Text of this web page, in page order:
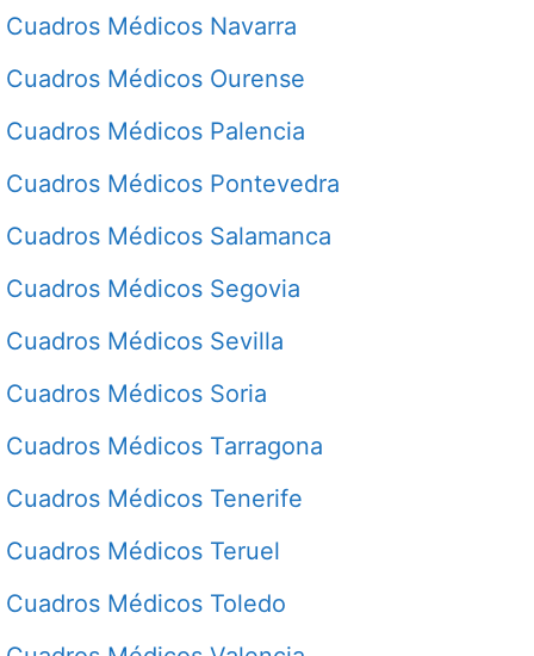
Cuadros Médicos Navarra
Cuadros Médicos Ourense
Cuadros Médicos Palencia
Cuadros Médicos Pontevedra
Cuadros Médicos Salamanca
Cuadros Médicos Segovia
Cuadros Médicos Sevilla
Cuadros Médicos Soria
Cuadros Médicos Tarragona
Cuadros Médicos Tenerife
Cuadros Médicos Teruel
Cuadros Médicos Toledo